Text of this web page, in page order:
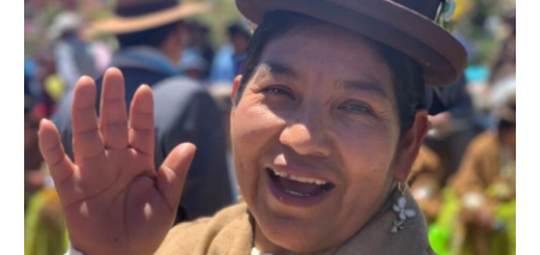
Amérique 2018 à 2020
Vidéos